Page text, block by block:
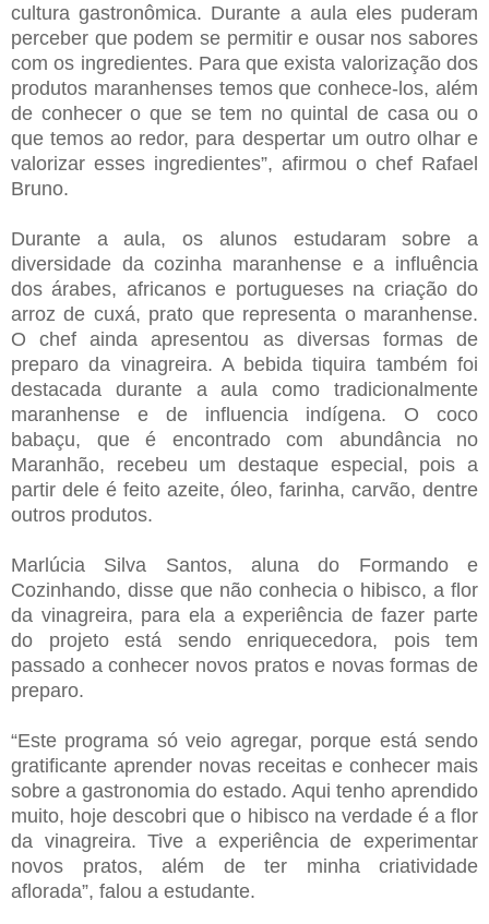
cultura gastronômica. Durante a aula eles puderam
perceber que podem se permitir e ousar nos sabores
com os ingredientes. Para que exista valorização dos
produtos maranhenses temos que conhece-los, além
de conhecer o que se tem no quintal de casa ou o
que temos ao redor, para despertar um outro olhar e
valorizar esses ingredientes”, afirmou o chef Rafael
Bruno.
Durante a aula, os alunos estudaram sobre a
diversidade da cozinha maranhense e a influência
dos árabes, africanos e portugueses na criação do
arroz de cuxá, prato que representa o maranhense.
O chef ainda apresentou as diversas formas de
preparo da vinagreira. A bebida tiquira também foi
destacada durante a aula como tradicionalmente
maranhense e de influencia indígena. O coco
babaçu, que é encontrado com abundância no
Maranhão, recebeu um destaque especial, pois a
partir dele é feito azeite, óleo, farinha, carvão, dentre
outros produtos.
Marlúcia Silva Santos, aluna do Formando e
Cozinhando, disse que não conhecia o hibisco, a flor
da vinagreira, para ela a experiência de fazer parte
do projeto está sendo enriquecedora, pois tem
passado a conhecer novos pratos e novas formas de
preparo.
“Este programa só veio agregar, porque está sendo
gratificante aprender novas receitas e conhecer mais
sobre a gastronomia do estado. Aqui tenho aprendido
muito, hoje descobri que o hibisco na verdade é a flor
da vinagreira. Tive a experiência de experimentar
novos pratos, além de ter minha criatividade
aflorada”, falou a estudante.